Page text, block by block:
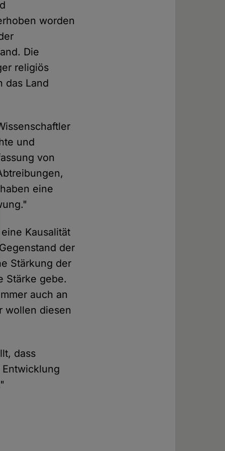
worden
Die
religiös
das Land
und
von
eine
Kausalität
der
Stärkung der
Stärke gebe.
auch an
wollen diesen
dass